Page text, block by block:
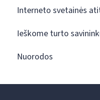
Interneto svetainės
Ieškome turto
Nuorodos